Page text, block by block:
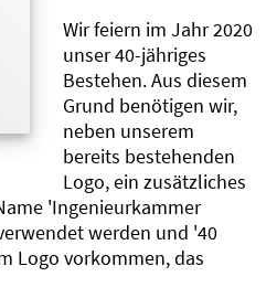
Wir feiern im Jahr 2020
unser 40-jähriges
Bestehen. Aus diesem
Grund benötigen wir,
neben unserem
bereits bestehenden
Logo, ein zusätzliches
'Ingenieurkammer
werden und '40
Logo vorkommen, das